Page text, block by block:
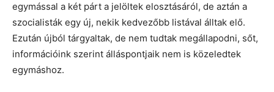
egymással a két párt a jelöltek elosztásáról, de aztán a
szocialisták egy új, nekik kedvezőbb listával álltak elő.
Ezután újból tárgyaltak, de nem tudtak megállapodni, sőt,
információink szerint álláspontjaik nem is közeledtek
egymáshoz.